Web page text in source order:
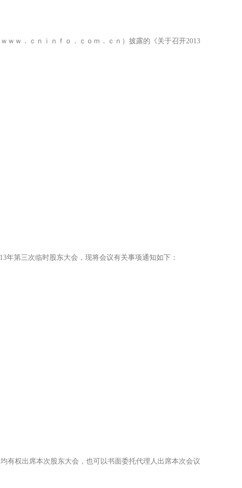
ｗ．ｃｎｉｎｆｏ．ｃｏｍ．ｃｎ）披露的《关于召开2013
第三次临时股东大会，现将会议有关事项通知如下：
权出席本次股东大会，也可以书面委托代理人出席本次会议